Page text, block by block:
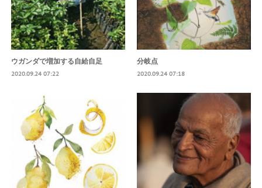
ウガンダで増加する自給自足
2020.09.24 07:22
分岐点
2020.09.24 07:18